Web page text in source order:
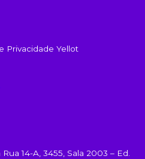
Privacidade Yellot
14-A, 3455, Sala 2003 – Ed.